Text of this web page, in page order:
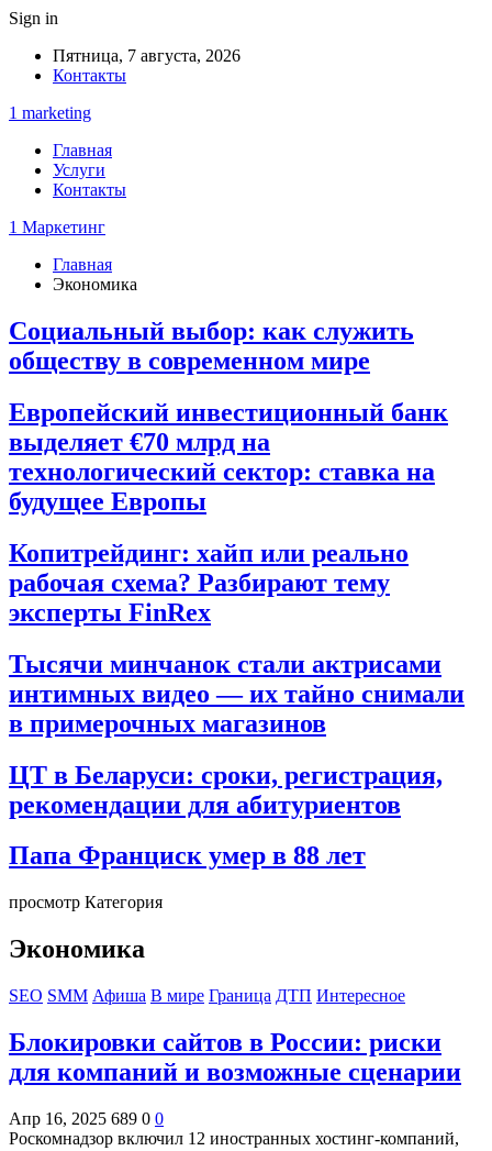
Sign in
Пятница, 7 августа, 2026
Контакты
1 marketing
Главная
Услуги
Контакты
1 Маркетинг
Главная
Экономика
Социальный выбор: как служить
обществу в современном мире
Европейский инвестиционный банк
выделяет €70 млрд на
технологический сектор: ставка на
будущее Европы
Копитрейдинг: хайп или реально
рабочая схема? Разбирают тему
эксперты FinRex
Тысячи минчанок стали актрисами
интимных видео — их тайно снимали
в примерочных магазинов
ЦТ в Беларуси: сроки, регистрация,
рекомендации для абитуриентов
Папа Франциск умер в 88 лет
просмотр Категория
Экономика
SEO SMM Афиша В мире Граница ДТП Интересное
Блокировки сайтов в России: риски
для компаний и возможные сценарии
Апр 16, 2025 689 0 0
Роскомнадзор включил 12 иностранных хостинг-компаний,